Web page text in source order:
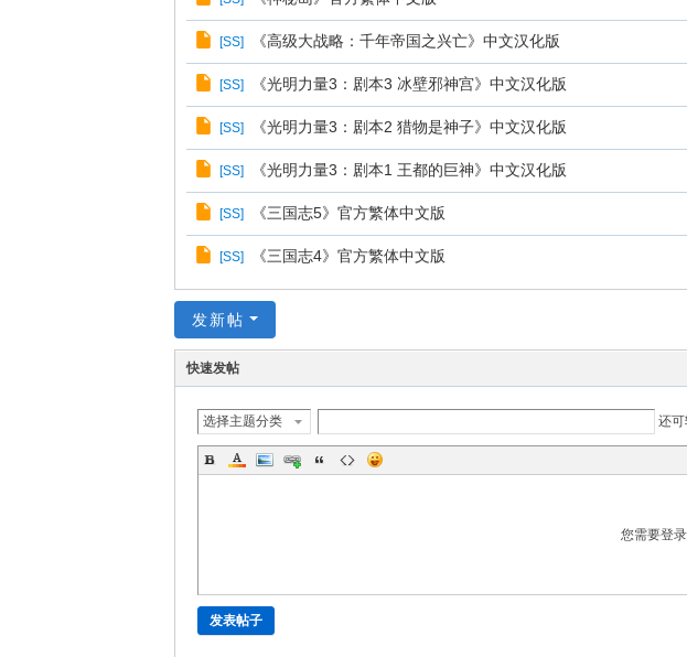
[SS] 《高级大战略：千年帝国之兴亡》中文汉化版
[SS] 《光明力量3：剧本3 冰壁邪神宫》中文汉化版
[SS] 《光明力量3：剧本2 猎物是神子》中文汉化版
[SS] 《光明力量3：剧本1 王都的巨神》中文汉化版
[SS] 《三国志5》官方繁体中文版
[SS] 《三国志4》官方繁体中文版
发新帖
快速发帖
选择主题分类 还
您需要登
发表帖子